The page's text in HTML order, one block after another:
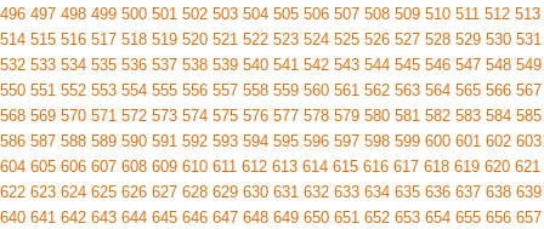
496 497 498 499 500 501 502 503 504 505 506 507 508 509 510 511 512 513
514 515 516 517 518 519 520 521 522 523 524 525 526 527 528 529 530 531
532 533 534 535 536 537 538 539 540 541 542 543 544 545 546 547 548 549
550 551 552 553 554 555 556 557 558 559 560 561 562 563 564 565 566 567
568 569 570 571 572 573 574 575 576 577 578 579 580 581 582 583 584 585
586 587 588 589 590 591 592 593 594 595 596 597 598 599 600 601 602 603
604 605 606 607 608 609 610 611 612 613 614 615 616 617 618 619 620 621
622 623 624 625 626 627 628 629 630 631 632 633 634 635 636 637 638 639
640 641 642 643 644 645 646 647 648 649 650 651 652 653 654 655 656 657